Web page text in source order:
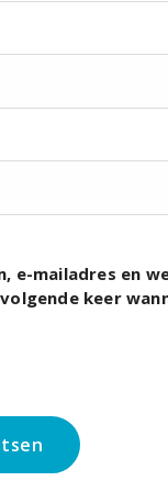
e-mailadres en
keer